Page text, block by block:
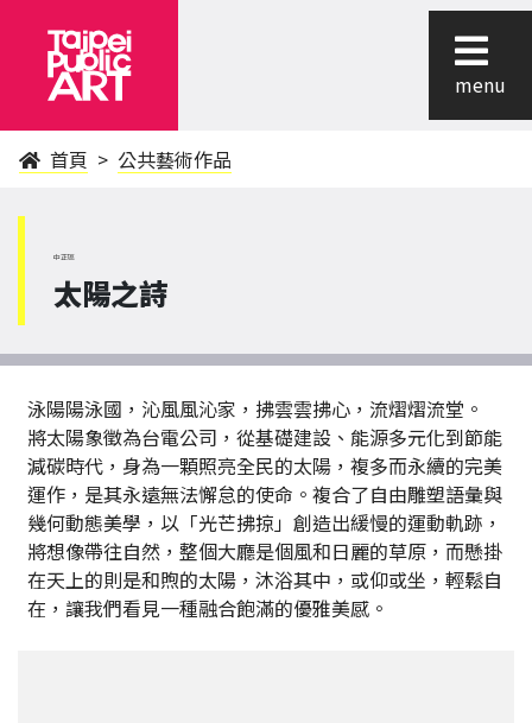
menu
首頁 公共藝術作品
中正區
太陽之詩
泳陽陽泳國，沁風風沁家，拂雲雲拂心，流熠熠流堂。
將太陽象徵為台電公司，從基礎建設、能源多元化到節能
減碳時代，身為一顆照亮全民的太陽，複多而永續的完美
運作，是其永遠無法懈怠的使命。複合了自由雕塑語彙與
幾何動態美學，以「光芒拂掠」創造出緩慢的運動軌跡，
將想像帶往自然，整個大廳是個風和日麗的草原，而懸掛
在天上的則是和煦的太陽，沐浴其中，或仰或坐，輕鬆自
在，讓我們看見一種融合飽滿的優雅美感。